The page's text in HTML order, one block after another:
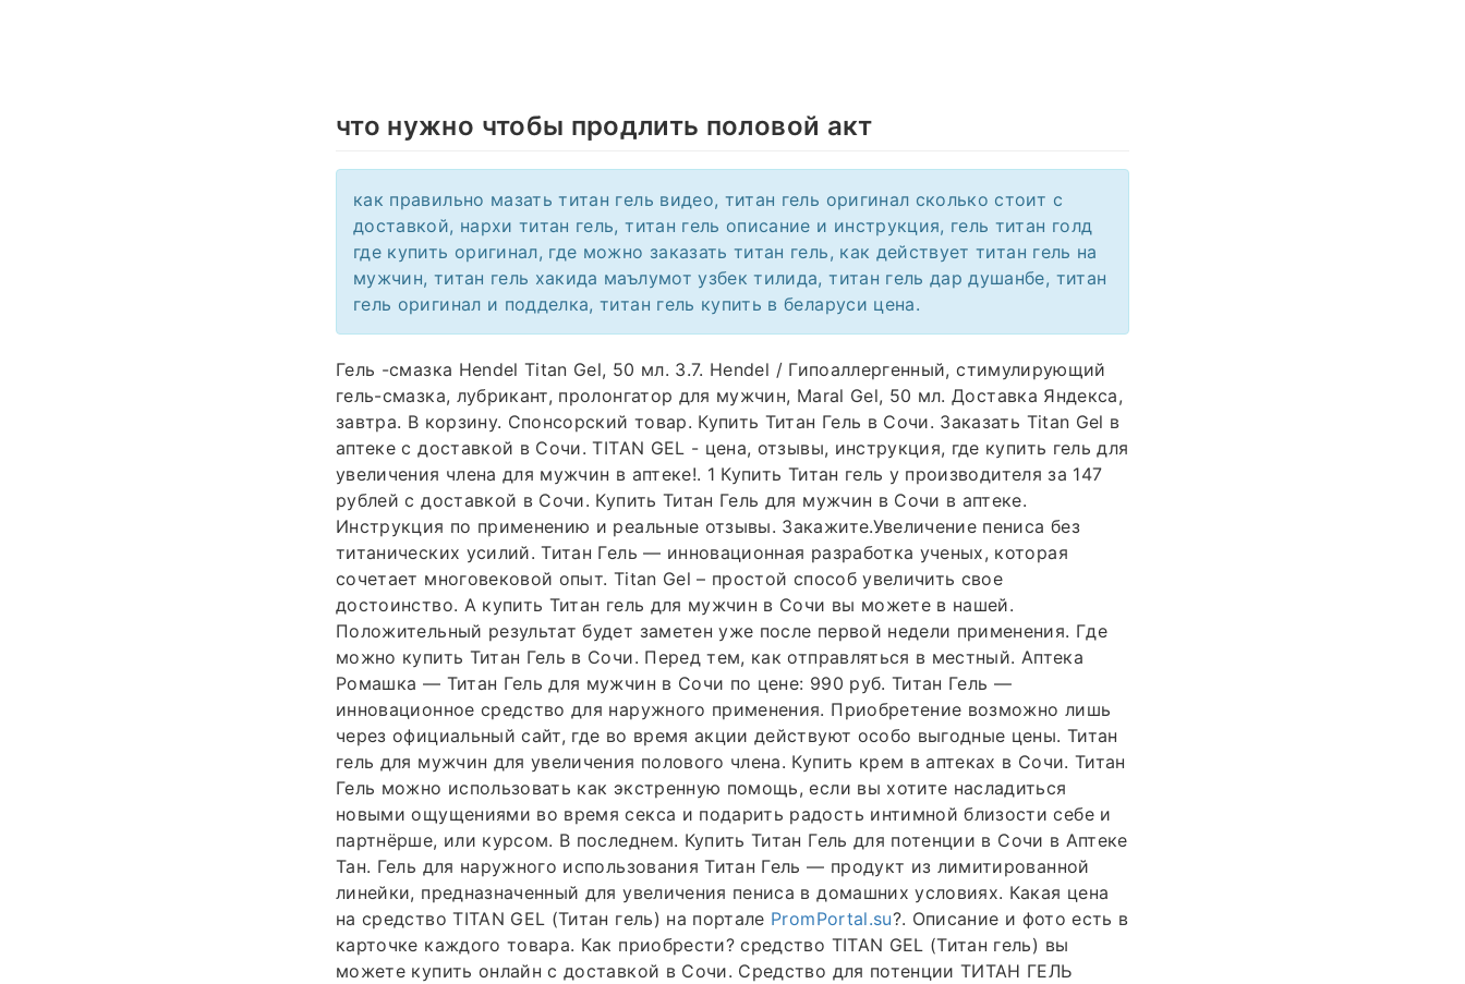
что нужно чтобы продлить половой акт
как правильно мазать титан гель видео, титан гель оригинал сколько стоит с
доставкой, нархи титан гель, титан гель описание и инструкция, гель титан голд
где купить оригинал, где можно заказать титан гель, как действует титан гель на
мужчин, титан гель хакида маълумот узбек тилида, титан гель дар душанбе, титан
гель оригинал и подделка, титан гель купить в беларуси цена.
Гель -смазка Hendel Titan Gel, 50 мл. 3.7. Hendel / Гипоаллергенный, стимулирующий
гель-смазка, лубрикант, пролонгатор для мужчин, Maral Gel, 50 мл. Доставка Яндекса,
завтра. В корзину. Спонсорский товар. Купить Титан Гель в Сочи. Заказать Titan Gel в
аптеке с доставкой в Сочи. TITAN GEL - цена, отзывы, инструкция, где купить гель для
увеличения члена для мужчин в аптеке!. 1 Купить Титан гель у производителя за 147
рублей с доставкой в Сочи. Купить Титан Гель для мужчин в Сочи в аптеке.
Инструкция по применению и реальные отзывы. Закажите.Увеличение пениса без
титанических усилий. Титан Гель — инновационная разработка ученых, которая
сочетает многовековой опыт. Titan Gel – простой способ увеличить свое
достоинство. А купить Титан гель для мужчин в Сочи вы можете в нашей.
Положительный результат будет заметен уже после первой недели применения. Где
можно купить Титан Гель в Сочи. Перед тем, как отправляться в местный. Аптека
Ромашка — Титан Гель для мужчин в Сочи по цене: 990 руб. Титан Гель —
инновационное средство для наружного применения. Приобретение возможно лишь
через официальный сайт, где во время акции действуют особо выгодные цены. Титан
гель для мужчин для увеличения полового члена. Купить крем в аптеках в Сочи. Титан
Гель можно использовать как экстренную помощь, если вы хотите насладиться
новыми ощущениями во время секса и подарить радость интимной близости себе и
партнёрше, или курсом. В последнем. Купить Титан Гель для потенции в Сочи в Аптеке
Тан. Гель для наружного использования Титан Гель — продукт из лимитированной
линейки, предназначенный для увеличения пениса в домашних условиях. Какая цена
на средство TITAN GEL (Титан гель) на портале PromPortal.su?. Описание и фото есть в
карточке каждого товара. Как приобрести? средство TITAN GEL (Титан гель) вы
можете купить онлайн с доставкой в Сочи. Средство для потенции ТИТАН ГЕЛЬ